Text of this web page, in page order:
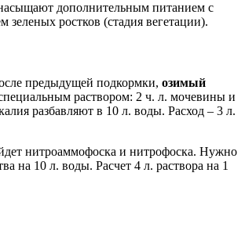
дополнительным питанием с
зеленых ростков (стадия вегетации).
предыдущей подкормки, озимый
раствором: 2 ч. л. мочевины и
разбавляют в 10 л. воды. Расход – 3 л.
нитроаммофоска и нитрофоска. Нужно
на 10 л. воды. Расчет 4 л. раствора на 1